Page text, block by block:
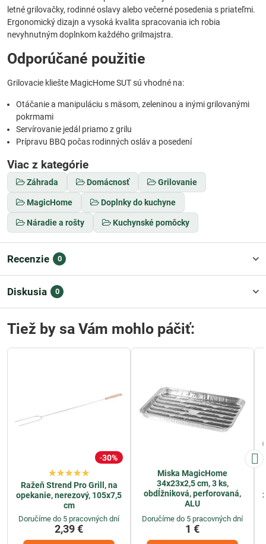
letné grilovačky, rodinné oslavy alebo večerné posedenia s priateľmi.
Ergonomický dizajn a vysoká kvalita spracovania ich robia
nevyhnutným doplnkom každého grilmajstra.
Odporúčané použitie
Grilovacie kliešte MagicHome SUT sú vhodné na:
Otáčanie a manipuláciu s mäsom, zeleninou a inými grilovanými
pokrmami
Servírovanie jedál priamo z grilu
Prípravu BBQ počas rodinných osláv a posedení
Viac z kategórie
Záhrada Domácnosť Grilovanie
MagicHome Doplnky do kuchyne
Náradie a rošty Kuchynské pomôcky
Recenzie 0
Diskusia 0
Tiež by sa Vám mohlo páčiť:
30%
Ražeň Strend Pro Grill, na
opekanie, nerezový, 105x7,5
cm
Doručíme do 5 pracovných dní
2,39 €
Miska MagicHome
34x23x2,5 cm, 3 ks,
obdĺžniková, perforovaná,
ALU
Doručíme do 5 pracovných dní
1 €